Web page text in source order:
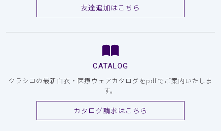
友達追加はこちら
CATALOG
クラシコの最新白衣・医療ウェアカタログをpdfでご案内いたしま
す。
カタログ請求はこちら